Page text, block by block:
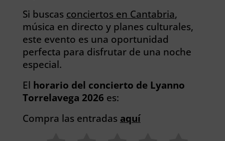
Si buscas conciertos en Cantabria,
música en directo y planes culturales,
este evento es una oportunidad
perfecta para disfrutar de una noche
especial.
El horario del concierto de Lyanno
Torrelavega 2026 es:
Compra las entradas aquí